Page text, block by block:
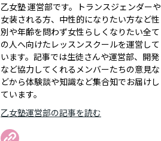
乙女塾 運営部です。トランスジェンダーや
女装される方、中性的になりたい方など性
別や年齢を問わず女性らしくなりたい全て
の人へ向けたレッスンスクールを運営して
います。記事では生徒さんや運営部、開発
など協力してくれるメンバーたちの意見な
どから体験談や知識など集合知でお届けし
ています。
乙女塾運営部の記事を読む